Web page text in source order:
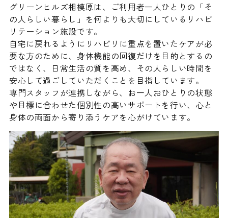
グリーンヒルズ相模原は、ご利用者一人ひとりの「そ
の人らしい暮らし」を何よりも大切にしているリハビ
リテーション施設です。
自宅に戻れるようにリハビリに重点を置いたケアが必
要な方のために、身体機能の回復だけを目的とするの
ではなく、日常生活の質を高め、その人らしい時間を
安心して過ごしていただくことを目指しています。
専門スタッフが連携しながら、お一人おひとりの状態
や目標に合わせた個別性の高いサポートを行い、心と
身体の両面から寄り添うケアを心がけています。